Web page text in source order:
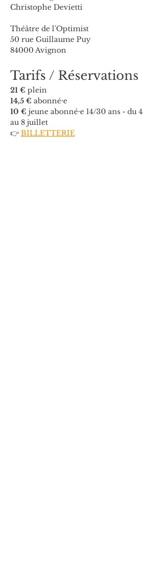
Christophe Devietti
Théâtre de l'Optimist
50 rue Guillaume Puy
84000 Avignon
Tarifs / Réservations
21 € plein
14,5 € abonné⋅e
10 € jeune abonné⋅e 14/30 ans - du 4
au 8 juillet
👉 BILLETTERIE